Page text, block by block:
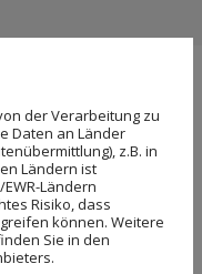
der
oder
der Einzug
der Verarbeitung zu
Daten an Länder
z.B. in
Ländern ist
Ländern
Risiko, dass
können. Weitere
Sie in den